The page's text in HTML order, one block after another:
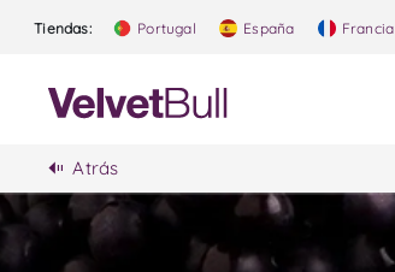
Tiendas: Portugal España Francia
Atrás